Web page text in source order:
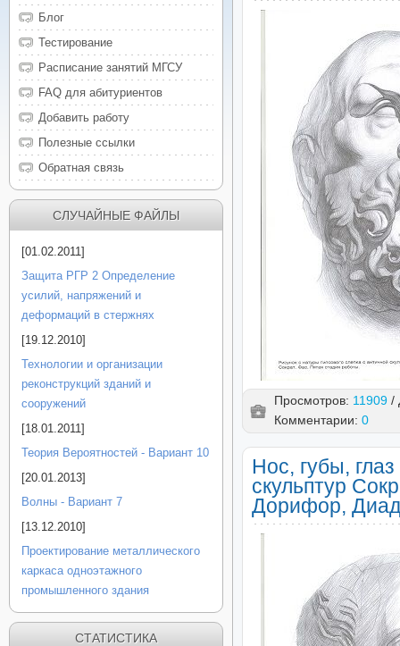
Просмотров: 11909 /
Комментарии: 0
Нос, губы,
скульптур
Дорифор,
Блог
Тестирование
Расписание занятий МГСУ
FAQ для абитуриентов
Добавить работу
Полезные ссылки
Обратная связь
СЛУЧАЙНЫЕ ФАЙЛЫ
[01.02.2011]
Защита РГР 2 Определение
усилий, напряжений и
деформаций в стержнях
[19.12.2010]
Технологии и организации
реконструкций зданий и
сооружений
[18.01.2011]
Теория Вероятностей - Вариант 10
[20.01.2013]
Волны - Вариант 7
[13.12.2010]
Проектирование металлического
каркаса одноэтажного
промышленного здания
СТАТИСТИКА